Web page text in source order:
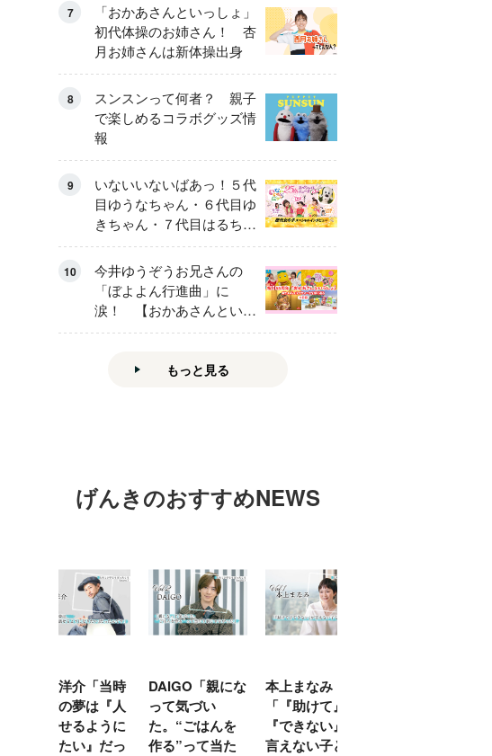
7
「おかあさんといっしょ」
初代体操のお姉さん！ 杏
月お姉さんは新体操出身
8
スンスンって何者？ 親子
で楽しめるコラボグッズ情
報
9
いないいないばあっ！５代
目ゆうなちゃん・６代目ゆ
きちゃん・７代目はるちゃ
ん スペシャルインタビュ
ー
10
今井ゆうぞうお兄さんの
「ぼよよん行進曲」に
涙！ 【おかあさんといっ
しょ65周年特別番組】
もっと見る
げんきのおすすめNEWS
窪塚洋介「当時
の俺の夢は『人
と話せるように
なりたい』だっ
DAIGO「親にな
って気づい
た。“ごはんを
作る”って当た
本上まなみ
「『助けて』
『できない』が
言えない子ども